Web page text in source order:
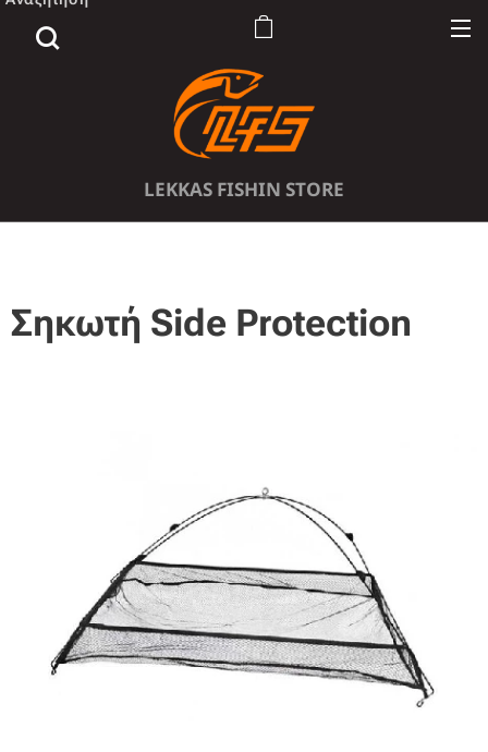
LEKKAS FISHIN STORE
Σηκωτή Side Protection